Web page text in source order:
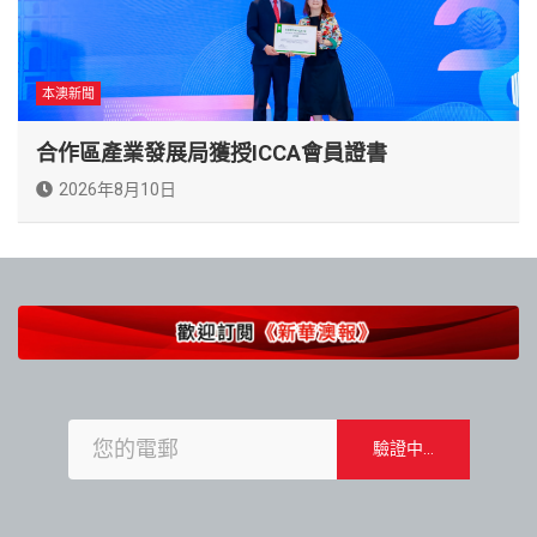
本澳新聞
合作區產業發展局獲授ICCA會員證書
2026年8月10日